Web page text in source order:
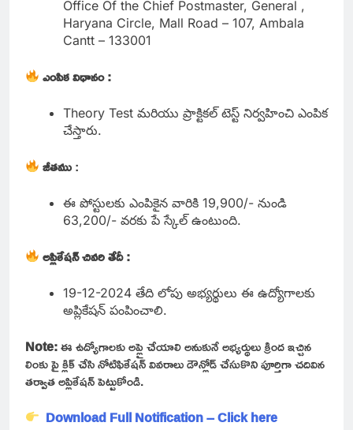
Office Of the Chief Postmaster, General ,
Haryana Circle, Mall Road – 107, Ambala
Cantt – 133001
ఎంపిక విధానం :
Theory Test మరియు ప్రాక్టికల్ టెస్ట్ నిర్వహించి ఎంపిక
చేస్తారు.
జీతము:
ఈ పోస్టులకు ఎంపికైన వారికి 19,900/- నుండి
63,200/- వరకు పే స్కేల్ ఉంటుంది.
అప్లికేషన్ చివరి తేదీ :
19-12-2024 తేది లోపు అభ్యర్థులు ఈ ఉద్యోగాలకు
అప్లికేషన్ పంపించాలి.
Note:ఈ ఉద్యోగాలకు అప్లై చేయాలి అనుకునే అభ్యర్థులు క్రింద ఇచ్చిన
లింకు పై క్లిక్ చేసి నోటిఫికేషన్ వివరాలు డౌన్లోడ్ చేసుకొని పూర్తిగా చదివిన
తర్వాత అప్లికేషన్ పెట్టుకోండి.
Download Full Notification – Click here